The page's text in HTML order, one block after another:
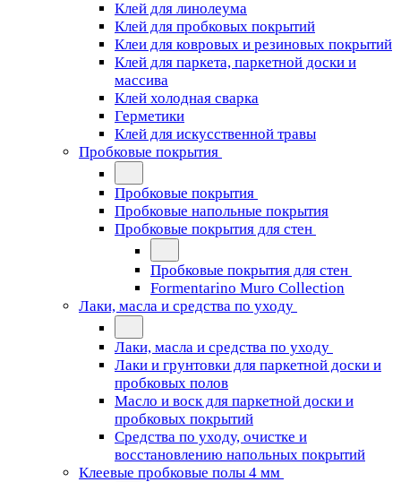
Клей для линолеума
Клей для пробковых покрытий
Клеи для ковровых и резиновых покрытий
Клей для паркета, паркетной доски и
массива
Клей холодная сварка
Герметики
Клей для искусственной травы
Пробковые покрытия
Пробковые покрытия
Пробковые напольные покрытия
Пробковые покрытия для стен
Пробковые покрытия для стен
Formentarino Muro Collection
Лаки, масла и средства по уходу
Лаки, масла и средства по уходу
Лаки и грунтовки для паркетной доски и
пробковых полов
Масло и воск для паркетной доски и
пробковых покрытий
Средства по уходу, очистке и
восстановлению напольных покрытий
Клеевые пробковые полы 4 мм